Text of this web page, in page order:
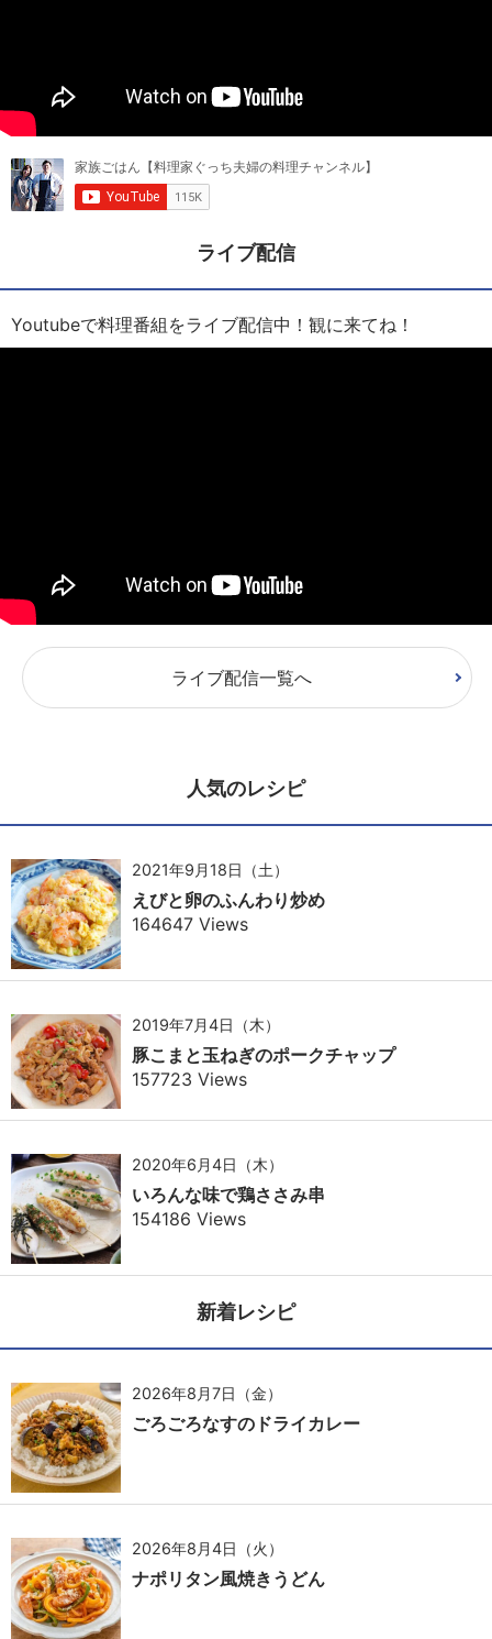
ライブ配信
Youtubeで料理番組をライブ配信中！観に来てね！
ライブ配信一覧へ
人気のレシピ
2021年9月18日（土）
えびと卵のふんわり炒め
164647 Views
2019年7月4日（木）
豚こまと玉ねぎのポークチャップ
157723 Views
2020年6月4日（木）
いろんな味で鶏ささみ串
154186 Views
新着レシピ
2026年8月7日（金）
ごろごろなすのドライカレー
2026年8月4日（火）
ナポリタン風焼きうどん